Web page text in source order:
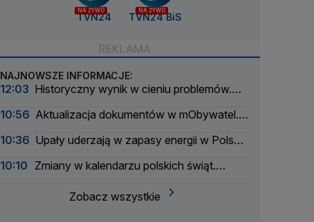
NA ŻYWO
TVN24
NA ŻYWO
TVN24 BiS
NAJNOWSZE INFORMACJE:
12:03 Historyczny wynik w cieniu problemów.
10:56 Aktualizacja dokumentów w mObywatel.
10:36 Upały uderzają w zapasy energii w Polsce.
10:10 Zmiany w kalendarzu polskich świąt.
Zobacz wszystkie